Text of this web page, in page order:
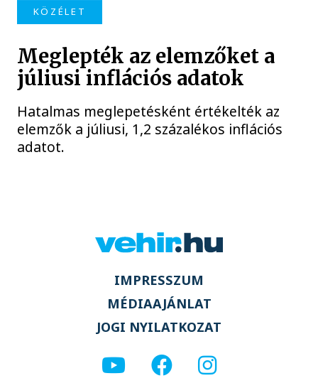
KÖZÉLET
Meglepték az elemzőket a
júliusi inflációs adatok
Hatalmas meglepetésként értékelték az
elemzők a júliusi, 1,2 százalékos inflációs
adatot.
IMPRESSZUM
MÉDIAAJÁNLAT
JOGI NYILATKOZAT